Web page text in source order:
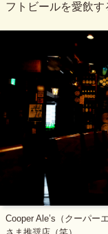
フトビールを愛飲す
Cooper Ale’s（クーパー